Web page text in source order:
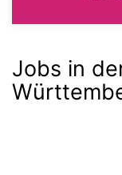
deine
ein
Jobs in